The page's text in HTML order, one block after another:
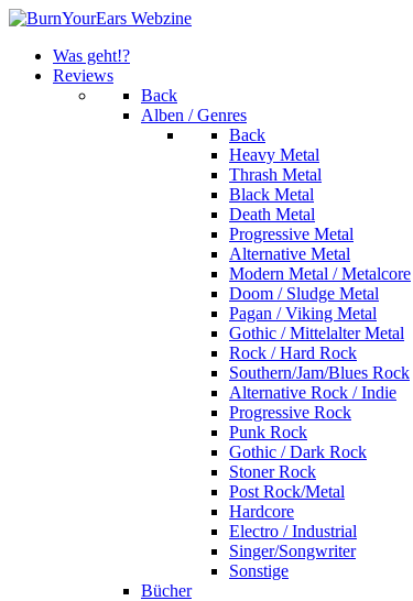
Was geht!?
Reviews
Back
Alben / Genres
Back
Heavy Metal
Thrash Metal
Black Metal
Death Metal
Progressive Metal
Alternative Metal
Modern Metal / Metalcore
Doom / Sludge Metal
Pagan / Viking Metal
Gothic / Mittelalter Metal
Rock / Hard Rock
Southern/Jam/Blues Rock
Alternative Rock / Indie
Progressive Rock
Punk Rock
Gothic / Dark Rock
Stoner Rock
Post Rock/Metal
Hardcore
Electro / Industrial
Singer/Songwriter
Sonstige
Bücher